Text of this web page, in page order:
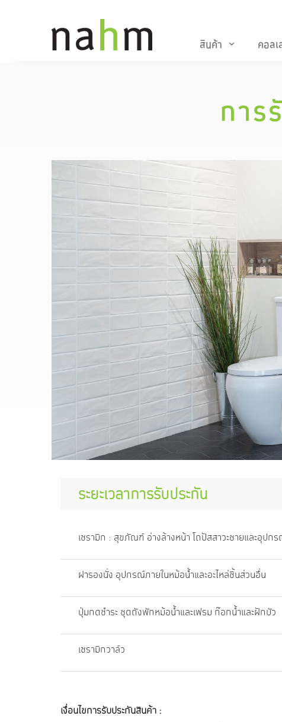
สินค้า keyboard_arrow_down คอล
การ
ระยะเวลาการรับประกัน
เซรามิก : สุขภัณฑ์ อ่างล้างหน้า โถปัสสาวะชายและอุปก
ฝารองนั่ง อุปกรณ์ภายในหม้อน้ำและอะไหล่ชิ้นส่วนอื่น
ปุ่มกดชำระ ชุดถังพักหม้อน้ำและเฟรม ก๊อกน้ำและฝักบัว
เซรามิกวาล์ว
เงื่อนไขการรับประกันสินค้า :